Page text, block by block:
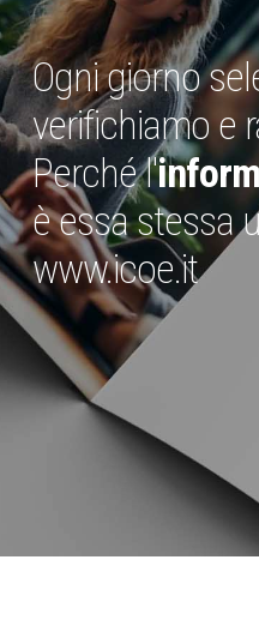
Ogni giorno
verifichiamo e
Perché l'
è essa stessa
www.icoe.it